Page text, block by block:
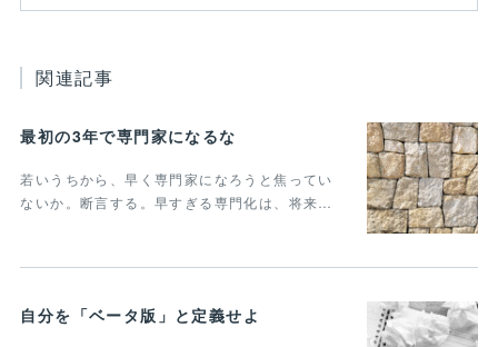
関連記事
最初の3年で専門家になるな
若いうちから、早く専門家になろうと焦ってい
ないか。断言する。早すぎる専門化は、将来…
自分を「ベータ版」と定義せよ